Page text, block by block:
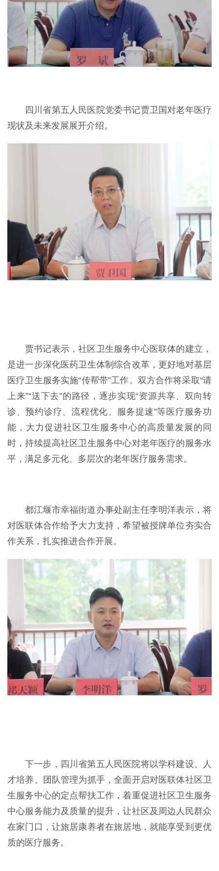
四川省第五人民医院党委书记贾卫国对老年医疗
现状及未来发展展开介绍。
贾书记表示，社区卫生服务中心医联体的建立，
是进一步深化医药卫生体制综合改革，更好地对基层
医疗卫生服务实施“传帮带”工作。双方合作将采取“请
上来”“送下去”的路径，逐步实现“资源共享、双向转
诊、预约诊疗、流程优化、服务提速”等医疗服务功
能，大力促进社区卫生服务中心的高质量发展的同
时，持续提高社区卫生服务中心对老年医疗的服务水
平，满足多元化、多层次的老年医疗服务需求。
都江堰市幸福街道办事处副主任李明洋表示，将
对医联体合作给予大力支持，希望被授牌单位夯实合
作关系，扎实推进合作开展。
下一步，四川省第五人民医院将以学科建设、人
才培养、团队管理为抓手，全面开启对医联体社区卫
生服务中心的定点帮扶工作，着重促进社区卫生服务
中心服务能力及质量的提升，让社区及周边人民群众
在家门口，让旅居康养者在旅居地，就能享受到更优
质的医疗服务。